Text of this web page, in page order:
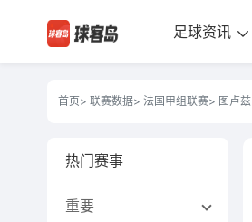
足球资讯
首页> 联赛数据> 法国甲组联赛> 图卢兹
热门赛事
重要